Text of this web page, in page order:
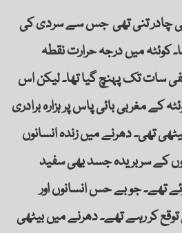
کی چادر تنی تھی جس سے سردی کی
کوئٹہ میں درجہ حرارت نقطہ
سات تک پہنچ گیا تھا۔ لیکن اس
مغربی بائی پاس پر ہزارہ برادری
تھی۔ دھرنے میں زندہ انسانوں
کے سربریدہ جسد بھی سفید
تھے۔ جو بے حس انسانوں اور
کر رہے تھے۔ دھرنے میں بیٹھی